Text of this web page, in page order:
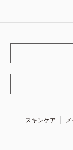
スキンケア